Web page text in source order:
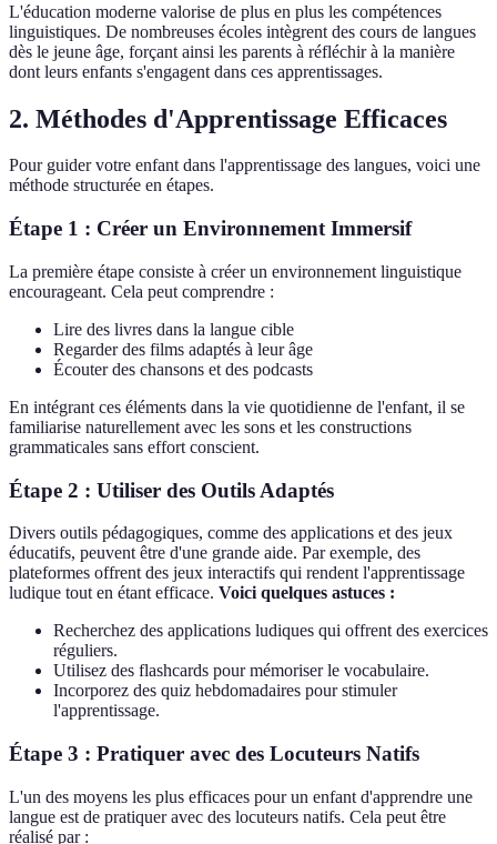
L'éducation moderne valorise de plus en plus les compétences
linguistiques. De nombreuses écoles intègrent des cours de langues
dès le jeune âge, forçant ainsi les parents à réfléchir à la manière
dont leurs enfants s'engagent dans ces apprentissages.
2. Méthodes d'Apprentissage Efficaces
Pour guider votre enfant dans l'apprentissage des langues, voici une
méthode structurée en étapes.
Étape 1 : Créer un Environnement Immersif
La première étape consiste à créer un environnement linguistique
encourageant. Cela peut comprendre :
Lire des livres dans la langue cible
Regarder des films adaptés à leur âge
Écouter des chansons et des podcasts
En intégrant ces éléments dans la vie quotidienne de l'enfant, il se
familiarise naturellement avec les sons et les constructions
grammaticales sans effort conscient.
Étape 2 : Utiliser des Outils Adaptés
Divers outils pédagogiques, comme des applications et des jeux
éducatifs, peuvent être d'une grande aide. Par exemple, des
plateformes offrent des jeux interactifs qui rendent l'apprentissage
ludique tout en étant efficace. Voici quelques astuces :
Recherchez des applications ludiques qui offrent des exercices
réguliers.
Utilisez des flashcards pour mémoriser le vocabulaire.
Incorporez des quiz hebdomadaires pour stimuler
l'apprentissage.
Étape 3 : Pratiquer avec des Locuteurs Natifs
L'un des moyens les plus efficaces pour un enfant d'apprendre une
langue est de pratiquer avec des locuteurs natifs. Cela peut être
réalisé par :